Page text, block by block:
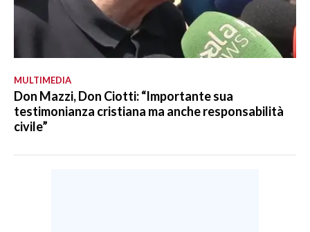
MULTIMEDIA
Don Mazzi, Don Ciotti: “Importante sua
testimonianza cristiana ma anche responsabilità
civile”